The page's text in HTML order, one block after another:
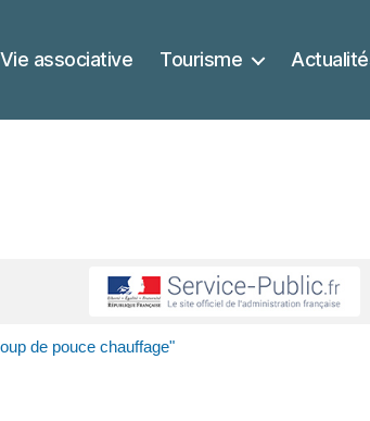
Vie associative Tourisme
de pouce chauffage"